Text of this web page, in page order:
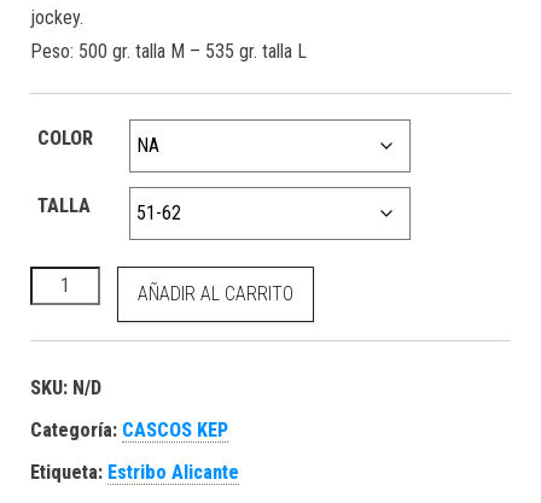
jockey.
Peso: 500 gr. talla M – 535 gr. talla L
COLOR
TALLA
KEP Cromo 2.0 textile/polish verde oscuro cantidad
AÑADIR AL CARRITO
SKU: N/D
Categoría: CASCOS KEP
Etiqueta: Estribo Alicante